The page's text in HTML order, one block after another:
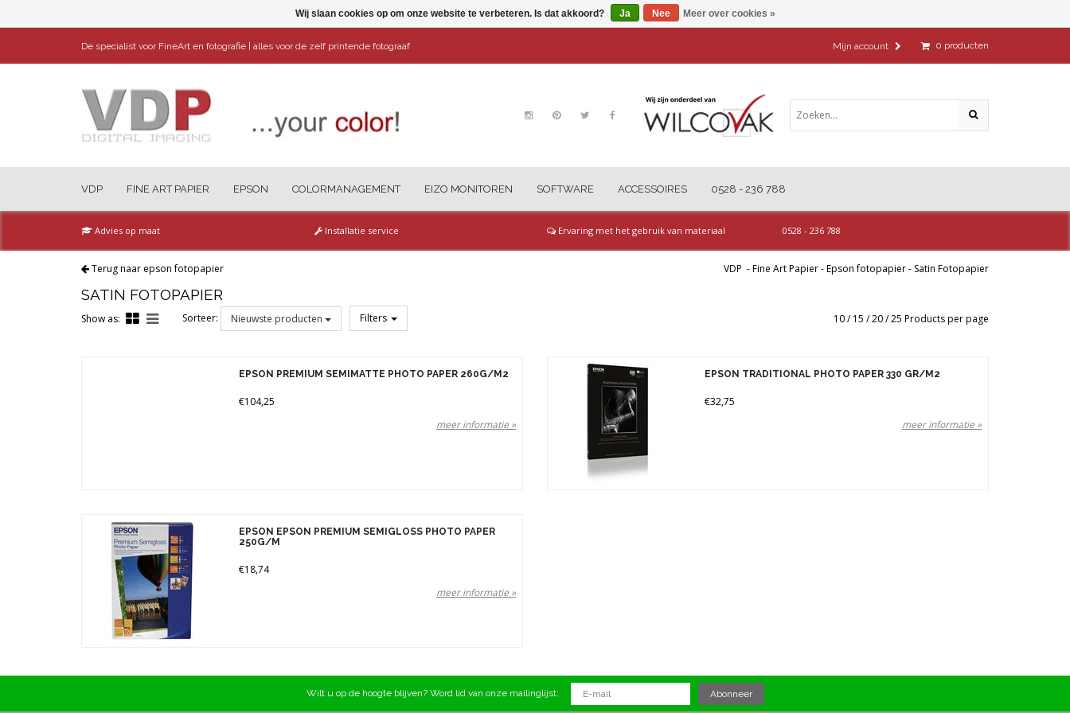
De specialist voor FineArt en fotografie | alles voor de zelf printende fotograaf 0 producten
Mijn account
VDP FINE ART PAPIER EPSON COLORMANAGEMENT EIZO MONITOREN SOFTWARE ACCESSOIRES 0528 - 236 788
Advies op maat Installatie service Ervaring met het gebruik van materiaal 0528 - 236 788
Terug naar epson fotopapier VDP -Fine Art Papier-Epson fotopapier- Satin Fotopapier
SATIN FOTOPAPIER
10/15 /20/25 Products per page
Show as: Sorteer: Nieuwste producten Filters
Prijs
EPSON PREMIUM SEMIMATTE PHOTO PAPER 260G/M2
€104,25
meer informatie »
EPSON TRADITIONAL PHOTO PAPER 330 GR/M2
€32,75
meer informatie »
EPSON EPSON PREMIUM SEMIGLOSS PHOTO PAPER
250G/M
€18,74
meer informatie »
Wilt u op de hoogte blijven? Word lid van onze mailinglijst:
Wij slaan cookies op om onze website te verbeteren. Is dat akkoord? Ja Nee Meer over cookies »